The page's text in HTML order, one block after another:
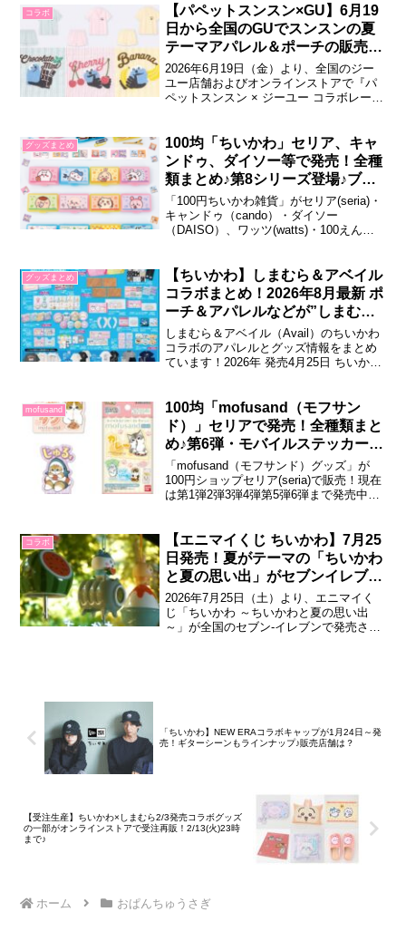
で、限定グッズやカフェ、展示装飾など
が登場します。ちいかわ☆星ふるスカイ
ツリー®とひみつの島東京スカイツリー
では...
コラボ
【パペットスンスン×GU】6月19
日から全国のGUでスンスンの夏
テーマアパレル＆ポーチの販売決
定！カード配布も！
2026年6月19日（金）より、全国のジー
ユー店舗およびオンラインストアで『パ
ペットスンスン × ジーユー コラボレーシ
た、夏にぴったりなウェアとグッズのコ
レクションです。また、オンラインスト
アでは、6/1（月）7:15〜6/...
グッズまとめ
100均「ちいかわ」セリア、キャ
ンドゥ、ダイソー等で発売！全種
類まとめ♪第8シリーズ登場♪ブッ
クマークも！2026年8月最新
「100円ちいかわ雑貨」がセリア(seria)・
キャンドゥ（cando）・ダイソー
（DAISO）、ワッツ(watts)・100えんハ
シリーズ＋DAISO限定シリーズまで発売
中！ラインナップをぜひ参考にしてみて
くださいね...
グッズまとめ
【ちいかわ】しまむら＆アベイル
コラボまとめ！2026年8月最新 ポ
ーチ＆アパレルなどが”しまむ
ら”で発売！
しまむら＆アベイル（Avail）のちいかわ
コラボのアパレルとグッズ情報をまとめ
ています！2026年 発売4月25日 ちいかわ
アパレルや雑貨、インテリア小物など幅
広いアイテムが揃い、日常使いしやすい
デザインが中心のラインナップと...
mofusand
100均「mofusand（モフサン
ド）」セリアで発売！全種類まと
め♪第6弾・モバイルステッカー第
2弾登場♪2026年8月最新
「mofusand（モフサンド）グッズ」が
100円ショップセリア(seria)で販売！現在
は第1弾2弾3弾4弾第5弾6弾まで発売中で
ね！2026年10月19日 モバイルステッカー
コレクション mofusand Vol.2「mofu...
コラボ
【エニマイくじ ちいかわ】7月25
日発売！夏がテーマの「ちいかわ
と夏の思い出」がセブンイレブン
に登場♪🎐
2026年7月25日（土）より、エニマイく
じ「ちいかわ ～ちいかわと夏の思い出
～」が全国のセブン‐イレブンで発売され
「ちいかわ】NEW ERAコラボキャップが1月24日～発
売！ギターシーンもラインナップ♪販売店舗は？
【受注生産】ちいかわ×しまむら2/3発売コラボグッズ
の一部がオンラインストアで受注再販！2/13(火)23時
まで♪
ホーム おぱんちゅうさぎ